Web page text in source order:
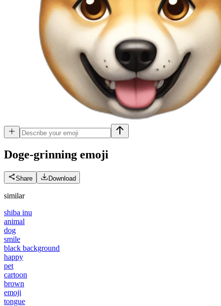
Doge-grinning emoji
Share Download
similar
shiba inu
animal
dog
smile
black background
happy
pet
cartoon
brown
emoji
tongue